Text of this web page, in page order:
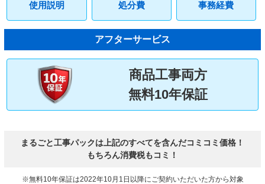
使用説明
処分費
事務経費
アフターサービス
商品工事両方
無料10年保証
まるごと工事パックは上記のすべてを含んだコミコミ価格！
もちろん消費税もコミ！
※無料10年保証は2022年10月1日以降にご契約いただいた方から対象